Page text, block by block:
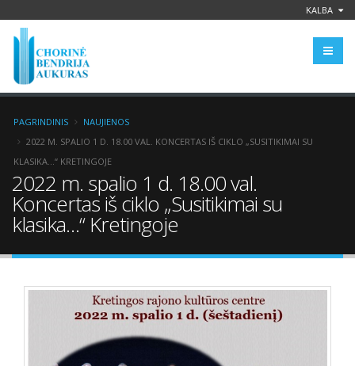
KALBA
PAGRINDINIS
NAUJIENOS
2022 M. SPALIO 1 D. 18.00 VAL. KONCERTAS IŠ CIKLO „SUSITIKIMAI SU
KLASIKA…“ KRETINGOJE
2022 m. spalio 1 d. 18.00 val.
Koncertas iš ciklo „Susitikimai su
klasika…“ Kretingoje